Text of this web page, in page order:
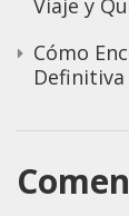
Viaje y
Cómo